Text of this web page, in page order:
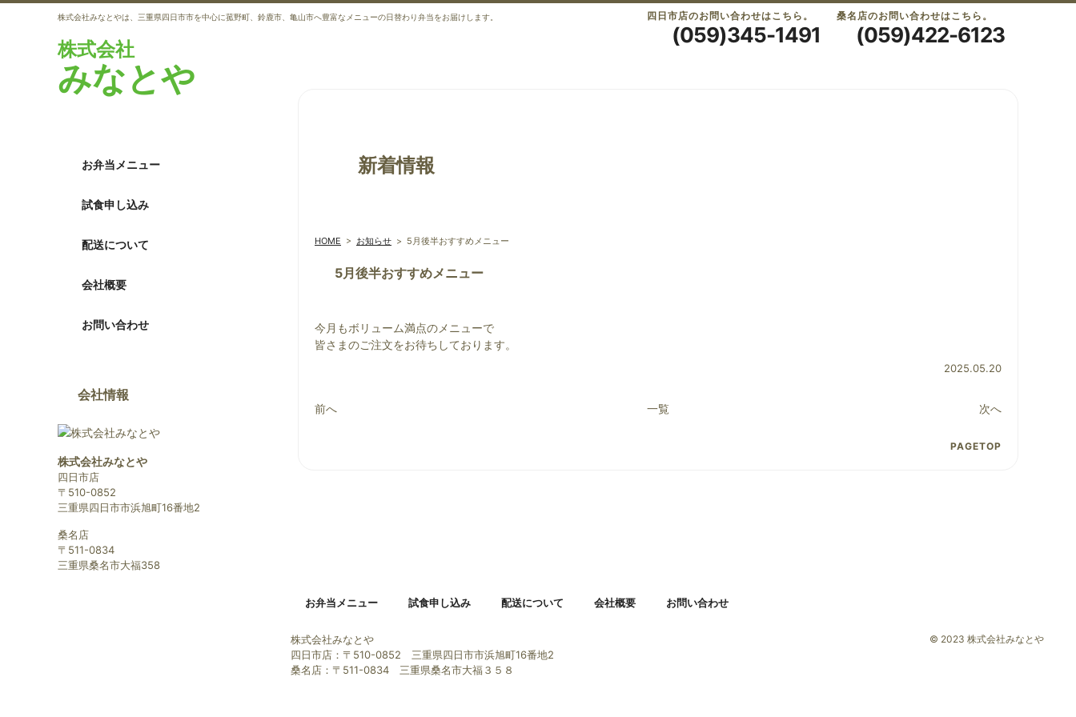
株式会社みなとやは、三重県四日市市を中心に菰野町、鈴鹿市、亀山市へ豊富なメニューの日替わり弁当をお届けします。
株式会社
みなとや
四日市店のお問い合わせはこちら。
(059)345-1491
桑名店のお問い合わせはこちら。
(059)422-6123
新着情報
HOME > お知らせ > 5月後半おすすめメニュー
5月後半おすすめメニュー
今月もボリューム満点のメニューで
皆さまのご注文をお待ちしております。
2025.05.20
前へ 一覧 次へ
PAGETOP
お弁当メニュー
試食申し込み
配送について
会社概要
お問い合わせ
会社情報
株式会社みなとや
四日市店
〒510-0852
三重県四日市市浜旭町16番地2
桑名店
〒511-0834
三重県桑名市大福358
お弁当メニュー 試食申し込み 配送について 会社概要 お問い合わせ
株式会社みなとや
四日市店：〒510-0852 三重県四日市市浜旭町16番地2
桑名店：〒511-0834 三重県桑名市大福３５８
© 2023 株式会社みなとや